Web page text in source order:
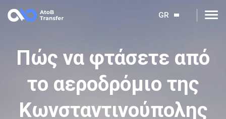
GR
Πώς να φτάσετε από
το αεροδρόμιο της
Κωνσταντινούπολης